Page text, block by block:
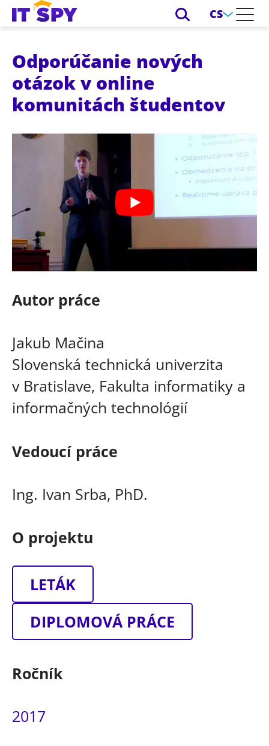
CS
Odporúčanie nových
otázok v online
komunitách študentov
Autor práce
Jakub Mačina
Slovenská technická univerzita
v Bratislave, Fakulta informatiky a
informačných technológií
Vedoucí práce
Ing. Ivan Srba, PhD.
O projektu
LETÁK
DIPLOMOVÁ PRÁCE
Ročník
2017